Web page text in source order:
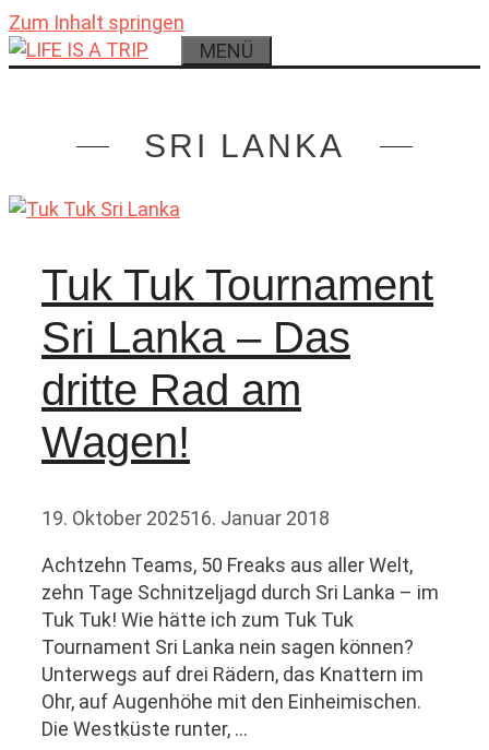
Zum Inhalt springen
MENÜ
SRI LANKA
Tuk Tuk Tournament
Sri Lanka – Das
dritte Rad am
Wagen!
19. Oktober 202516. Januar 2018
Achtzehn Teams, 50 Freaks aus aller Welt,
zehn Tage Schnitzeljagd durch Sri Lanka – im
Tuk Tuk! Wie hätte ich zum Tuk Tuk
Tournament Sri Lanka nein sagen können?
Unterwegs auf drei Rädern, das Knattern im
Ohr, auf Augenhöhe mit den Einheimischen.
Die Westküste runter, …